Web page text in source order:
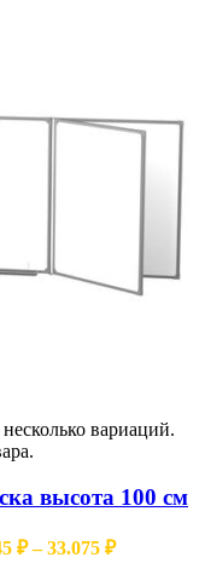
вариаций.
высота 100 см
₽ – 33.075 ₽